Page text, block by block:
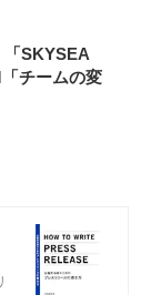
「SKYSEA
チームの変